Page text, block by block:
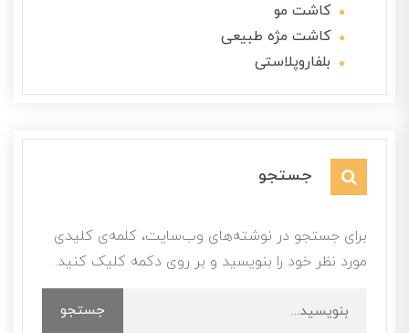
کاشت مو
کاشت مژه طبیعی
بلفاروپلاستی
جستجو
برای جستجو در نوشته‌های وب‌سایت، کلمه‌ی کلیدی
مورد نظر خود را بنویسید و بر روی دکمه کلیک کنید.
جستجو